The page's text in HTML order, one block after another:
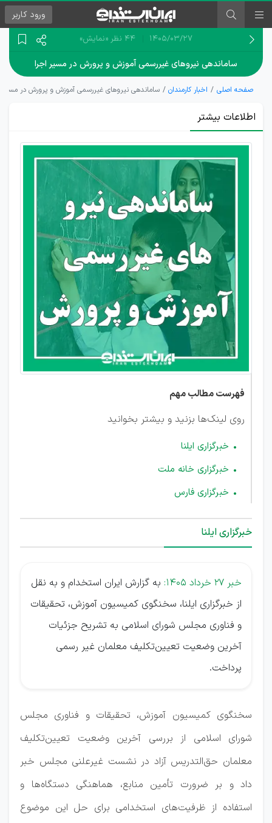
ورود کاربر
۱۴۰۵/۰۳/۲۷ 44 نظر «نمایش»
ساماندهی نیروهای غیررسمی آموزش و پرورش در مسیر اجرا
صفحه اصلی اخبار کارمندان ساماندهی نیروهای غیررسمی آموزش و پرورش در مسیر
اطلاعات بیشتر
جزئیات
مجلس
برای
ساماندهی
معلمان
غیررسمی
فهرست مطالب مهم
روی لینک‌ها بزنید و بیشتر بخوانید
خبرگزاری ایلنا
خبرگزاری خانه ملت
خبرگزاری فارس
خبرگزاری ایلنا
خبر 27 خرداد 1405:
به گزارش ایران استخدام و به نقل
از خبرگزاری ایلنا، سخنگوی کمیسیون آموزش، تحقیقات
و فناوری مجلس شورای اسلامی به تشریح جزئیات
آخرین وضعیت تعیین‌تکلیف معلمان غیر رسمی
پرداخت.
سخنگوی کمیسیون آموزش، تحقیقات و فناوری مجلس
شورای اسلامی از بررسی آخرین وضعیت تعیین‌تکلیف
معلمان حق‌التدریس آزاد در نشست غیرعلنی مجلس خبر
داد و بر ضرورت تأمین منابع، هماهنگی دستگاه‌ها و
استفاده از ظرفیت‌های استخدامی برای حل این موضوع